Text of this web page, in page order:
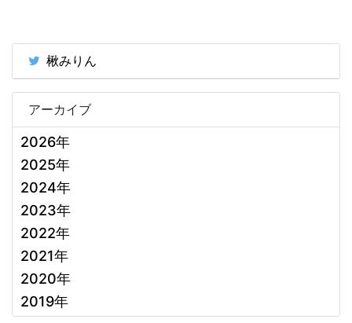
楸みりん
アーカイブ
2026年
2025年
2024年
2023年
2022年
2021年
2020年
2019年